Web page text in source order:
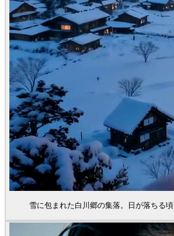
雪に包まれた白川郷の集落。日が落ちる